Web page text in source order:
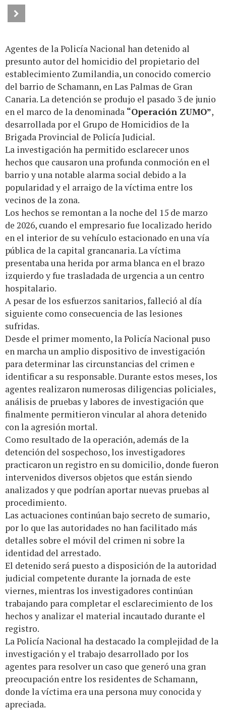
Agentes de la Policía Nacional han detenido al
presunto autor del homicidio del propietario del
establecimiento Zumilandia, un conocido comercio
del barrio de Schamann, en Las Palmas de Gran
Canaria. La detención se produjo el pasado 3 de junio
en el marco de la denominada “Operación ZUMO”,
desarrollada por el Grupo de Homicidios de la
Brigada Provincial de Policía Judicial.
La investigación ha permitido esclarecer unos
hechos que causaron una profunda conmoción en el
barrio y una notable alarma social debido a la
popularidad y el arraigo de la víctima entre los
vecinos de la zona.
Los hechos se remontan a la noche del 15 de marzo
de 2026, cuando el empresario fue localizado herido
en el interior de su vehículo estacionado en una vía
pública de la capital grancanaria. La víctima
presentaba una herida por arma blanca en el brazo
izquierdo y fue trasladada de urgencia a un centro
hospitalario.
A pesar de los esfuerzos sanitarios, falleció al día
siguiente como consecuencia de las lesiones
sufridas.
Desde el primer momento, la Policía Nacional puso
en marcha un amplio dispositivo de investigación
para determinar las circunstancias del crimen e
identificar a su responsable. Durante estos meses, los
agentes realizaron numerosas diligencias policiales,
análisis de pruebas y labores de investigación que
finalmente permitieron vincular al ahora detenido
con la agresión mortal.
Como resultado de la operación, además de la
detención del sospechoso, los investigadores
practicaron un registro en su domicilio, donde fueron
intervenidos diversos objetos que están siendo
analizados y que podrían aportar nuevas pruebas al
procedimiento.
Las actuaciones continúan bajo secreto de sumario,
por lo que las autoridades no han facilitado más
detalles sobre el móvil del crimen ni sobre la
identidad del arrestado.
El detenido será puesto a disposición de la autoridad
judicial competente durante la jornada de este
viernes, mientras los investigadores continúan
trabajando para completar el esclarecimiento de los
hechos y analizar el material incautado durante el
registro.
La Policía Nacional ha destacado la complejidad de la
investigación y el trabajo desarrollado por los
agentes para resolver un caso que generó una gran
preocupación entre los residentes de Schamann,
donde la víctima era una persona muy conocida y
apreciada.